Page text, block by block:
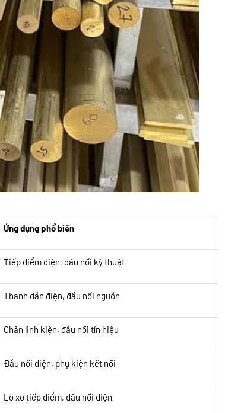
Ứng dụng phổ biến
Tiếp điểm điện, đầu nối kỹ thuật
Thanh dẫn điện, đầu nối nguồn
Chân linh kiện, đầu nối tín hiệu
Đầu nối điện, phụ kiện kết nối
Lò xo tiếp điểm, đầu nối điện